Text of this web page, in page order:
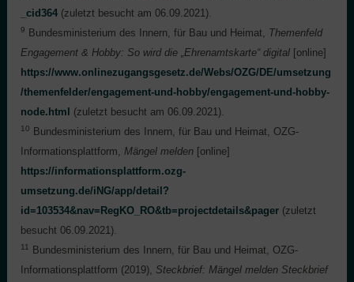
_cid364 (zuletzt besucht am 06.09.2021).
9 Bundesministerium des Innern, für Bau und Heimat, Themenfeld
Engagement & Hobby: So wird die „Ehrenamtskarte“ digital [online]
https://www.onlinezugangsgesetz.de/Webs/OZG/DE/umsetzung
/themenfelder/engagement-und-hobby/engagement-und-hobby-
node.html
(zuletzt besucht am 06.09.2021).
10
Bundesministerium des Innern, für Bau und Heimat, OZG-
Informationsplattform, Mängel melden [online]
https://informationsplattform.ozg-
umsetzung.de/iNG/app/detail?
id=103534&nav=RegKO_RO&tb=projectdetails&pager (zuletzt
besucht 06.09.2021).
11
Bundesministerium des Innern, für Bau und Heimat, OZG-
Informationsplattform (2019), Steckbrief: Mängel melden Steckbrief